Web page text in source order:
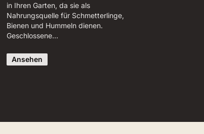
in Ihren Garten, da sie als
Nahrungsquelle für Schmetterlinge,
Bienen und Hummeln dienen.
Geschlossene…
Ansehen